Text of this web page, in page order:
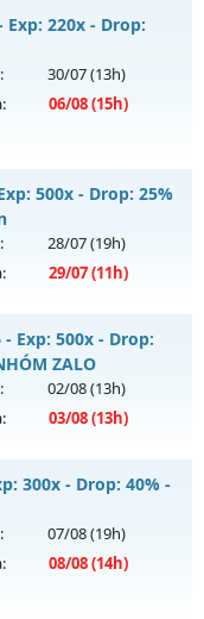
muhoalong.pro
13h ngày
Exp: 220x - Drop:
30/07(13h)
06/08(15h)
- SĂN BOSS
500x - Drop: 25%
28/07(19h)
29/07(11h)
cuốc boss siêu
Thần Longvào 11h
- Exp: 500x - Drop:
ZALO
02/08(13h)
03/08(13h)
FREE TẠI
HÀ NỘIvào 13h
300x - Drop: 40% -
07/08(19h)
08/08(14h)